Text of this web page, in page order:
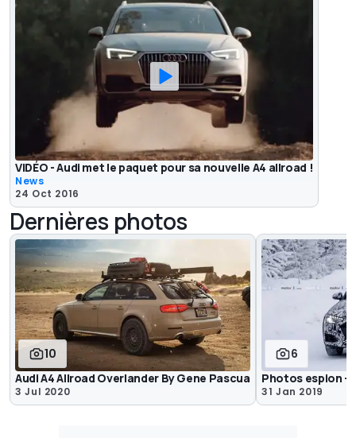
VIDÉO - Audi met le paquet pour sa nouvelle A4 allroad !
News
24 Oct 2016
Dernières photos
10
Audi A4 Allroad Overlander By Gene Pascua
3 Jul 2020
6
Photos espion -
31 Jan 2019